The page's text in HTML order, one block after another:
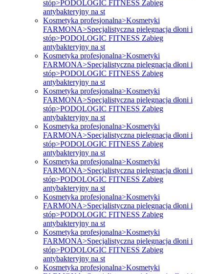
stóp>PODOLOGIC FITNESS Zabieg
antybakteryjny na st
Kosmetyka profesjonalna>Kosmetyki
FARMONA>Specjalistyczna pielęgnacja dłoni i
stóp>PODOLOGIC FITNESS Zabieg
antybakteryjny na st
Kosmetyka profesjonalna>Kosmetyki
FARMONA>Specjalistyczna pielęgnacja dłoni i
stóp>PODOLOGIC FITNESS Zabieg
antybakteryjny na st
Kosmetyka profesjonalna>Kosmetyki
FARMONA>Specjalistyczna pielęgnacja dłoni i
stóp>PODOLOGIC FITNESS Zabieg
antybakteryjny na st
Kosmetyka profesjonalna>Kosmetyki
FARMONA>Specjalistyczna pielęgnacja dłoni i
stóp>PODOLOGIC FITNESS Zabieg
antybakteryjny na st
Kosmetyka profesjonalna>Kosmetyki
FARMONA>Specjalistyczna pielęgnacja dłoni i
stóp>PODOLOGIC FITNESS Zabieg
antybakteryjny na st
Kosmetyka profesjonalna>Kosmetyki
FARMONA>Specjalistyczna pielęgnacja dłoni i
stóp>PODOLOGIC FITNESS Zabieg
antybakteryjny na st
Kosmetyka profesjonalna>Kosmetyki
FARMONA>Specjalistyczna pielęgnacja dłoni i
stóp>PODOLOGIC FITNESS Zabieg
antybakteryjny na st
Kosmetyka profesjonalna>Kosmetyki